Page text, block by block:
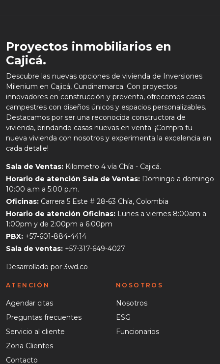
Proyectos inmobiliarios en
Cajicá.
Descubre las nuevas opciones de vivienda de Inversiones
Milenium en Cajicá, Cundinamarca. Con proyectos
innovadores en construcción y preventa, ofrecemos casas
campestres con diseños únicos y espacios personalizables.
Destacamos por ser una reconocida constructora de
vivienda, brindando casas nuevas en venta. ¡Compra tu
nueva vivienda con nosotros y experimenta la excelencia en
cada detalle!
Sala de Ventas: Kilometro 4 vía Chía - Cajicá.
Horario de atención Sala de Ventas: Domingo a domingo
10:00 a.m a 5:00 p.m.
Oficinas: Carrera 5 Este # 28-63 Chía, Colombia
Horario de atención Oficinas: Lunes a viernes 8:00am a
1:00pm y de 2:00pm a 6:00pm
PBX: +57-601-884-4414
Sala de ventas: +57-317-649-4027
Desarrollado por 3wd.co
ATENCIÓN
Agendar citas
Preguntas frecuentes
Servicio al cliente
Zona Clientes
Contacto
NOSOTROS
Nosotros
ESG
Funcionarios